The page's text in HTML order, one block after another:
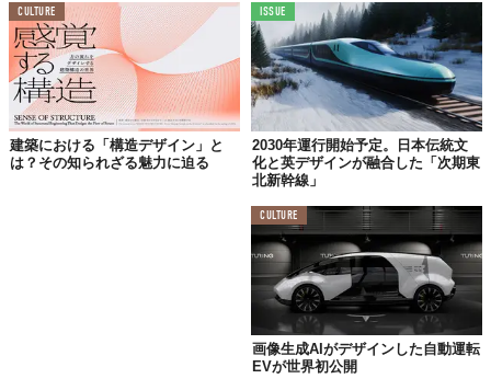
CULTURE
建築における「構造デザイン」と
は？その知られざる魅力に迫る
ISSUE
2030年運行開始予定。日本伝統文
化と英デザインが融合した「次期東
北新幹線」
CULTURE
画像生成AIがデザインした自動運転
EVが世界初公開